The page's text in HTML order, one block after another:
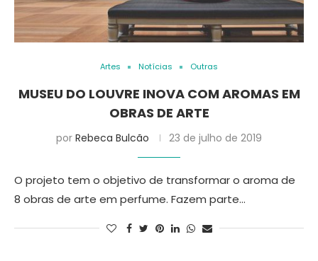
Artes Notícias Outras
MUSEU DO LOUVRE INOVA COM AROMAS EM
OBRAS DE ARTE
por Rebeca Bulcão 23 de julho de 2019
O projeto tem o objetivo de transformar o aroma de
8 obras de arte em perfume. Fazem parte…